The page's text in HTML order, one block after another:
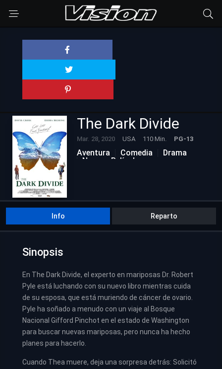
The Dark Divide
Mar. 28, 2020 USA 110 Min. PG-13
Aventura Comedia
Drama
Nuevas Películas
Info Reparto
Sinopsis
En The Dark Divide, el experto en mariposas Dr. Robert
Pyle está luchando con su nuevo libro mientras cuida
de su esposa, que está muriendo de cáncer de ovario.
Pyle ha soñado a menudo con un viaje al Bosque
Nacional Gifford Pinchot en el estado de Washington
para buscar nuevas mariposas, pero nunca ha hecho
planes para hacerlo.
Cuando Thea muere, deja una sorpresa detrás: Solicitó